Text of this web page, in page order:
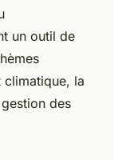
un outil de
climatique, la
des